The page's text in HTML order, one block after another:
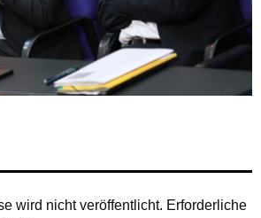
wird nicht veröffentlicht. Erforderliche